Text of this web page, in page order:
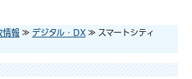
情報 ≫ デジタル・DX ≫ スマートシティ